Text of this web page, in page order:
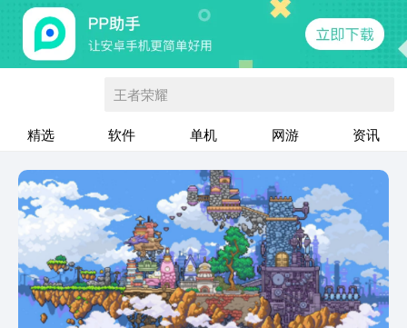
王者荣耀
精选 软件 单机 网游 资讯